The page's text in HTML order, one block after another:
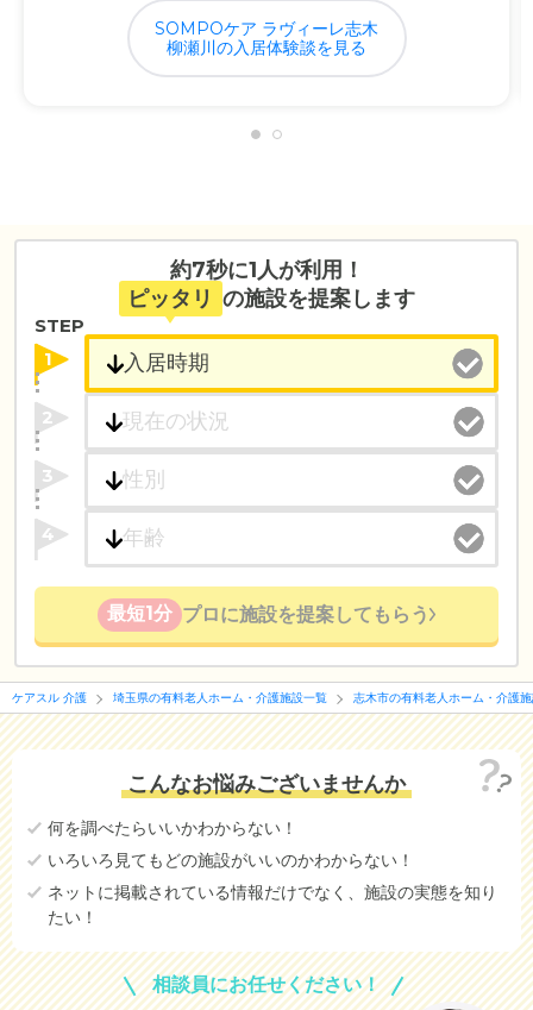
SOMPOケア ラヴィーレ志木
柳瀬川の入居体験談を見る
約7秒に1人が利用！
ピッタリ の施設を提案します
STEP
1
2
3
4
最短1分 プロに施設を提案してもらう
ケアスル 介護 埼玉県の有料老人ホーム・介護施設一覧 志木市の有料老人ホーム・介護
こんなお悩みございませんか
何を調べたらいいかわからない！
いろいろ見てもどの施設がいいのかわからない！
ネットに掲載されている情報だけでなく、施設の実態を知り
たい！
相談員にお任せください！